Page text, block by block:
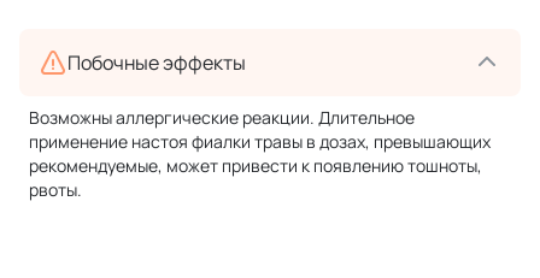
Побочные эффекты
Возможны аллергические реакции. Длительное
применение настоя фиалки травы в дозах, превышающих
рекомендуемые, может привести к появлению тошноты,
рвоты.